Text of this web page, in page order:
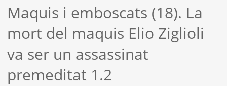
Maquis i emboscats (18). La
mort del maquis Elio Ziglioli
va ser un assassinat
premeditat 1.2